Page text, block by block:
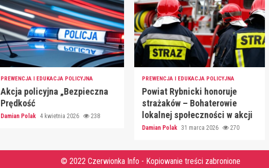
PREWENCJA I EDUKACJA POLICYJNA
Akcja policyjna „Bezpieczna
Prędkość
Damian Polak 4 kwietnia 2026 238
PREWENCJA I EDUKACJA POLICYJNA
Powiat Rybnicki honoruje
strażaków – Bohaterowie
lokalnej społeczności w akcji
Damian Polak 31 marca 2026 270
© 2022 Czerwionka Info - Kopiowanie treści zabronione